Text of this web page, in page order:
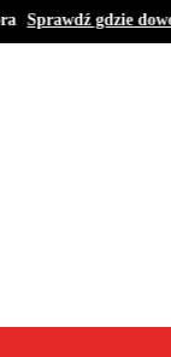
Sprawdź gdzie